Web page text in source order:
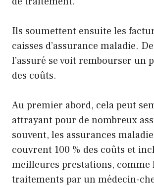
Ils soumettent ensuite les
caisses d’assurance maladie.
l’assuré se voit rembourser un
des coûts.
Au premier abord, cela peut
attrayant pour de nombreux
souvent, les assurances
couvrent 100 % des coûts et
meilleures prestations, comme
traitements par un médecin-